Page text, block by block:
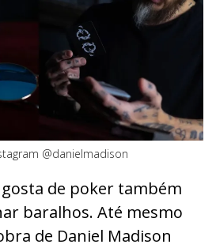
@danielmadison
de poker também
baralhos. Até mesmo
de Daniel Madison